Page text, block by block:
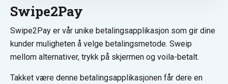
Swipe2Pay
Swipe2Pay er vår unike betalingsapplikasjon som gir dine
kunder muligheten å velge betalingsmetode. Sweip
mellom alternativer, trykk på skjermen og voila-betalt.
Takket være denne betalingsapplikasjonen får dere en